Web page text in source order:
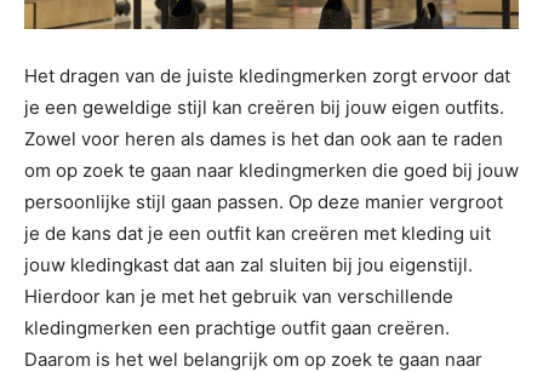
Het dragen van de juiste kledingmerken zorgt ervoor dat
je een geweldige stijl kan creëren bij jouw eigen outfits.
Zowel voor heren als dames is het dan ook aan te raden
om op zoek te gaan naar kledingmerken die goed bij jouw
persoonlijke stijl gaan passen. Op deze manier vergroot
je de kans dat je een outfit kan creëren met kleding uit
jouw kledingkast dat aan zal sluiten bij jou eigenstijl.
Hierdoor kan je met het gebruik van verschillende
kledingmerken een prachtige outfit gaan creëren.
Daarom is het wel belangrijk om op zoek te gaan naar